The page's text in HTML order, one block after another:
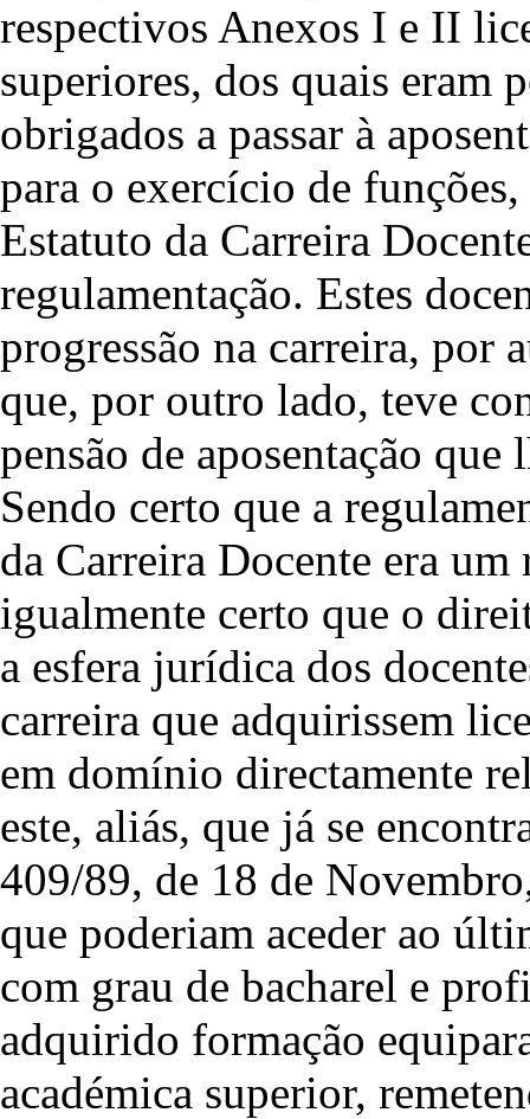
respectivos Anexos I e II
superiores, dos quais eram
obrigados a passar à
para o exercício de
Estatuto da Carreira
regulamentação. Estes
progressão na carreira, por
que, por outro lado, teve
pensão de aposentação
Sendo certo que a
da Carreira Docente era
igualmente certo que o
a esfera jurídica dos
carreira que adquirissem
em domínio directamente
este, aliás, que já se
409/89, de 18 de
que poderiam aceder ao
com grau de bacharel e
adquirido formação
académica superior,